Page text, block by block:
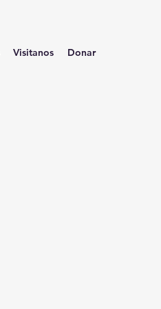
Visitanos Donar